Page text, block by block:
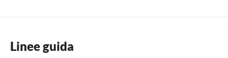
Linee guida